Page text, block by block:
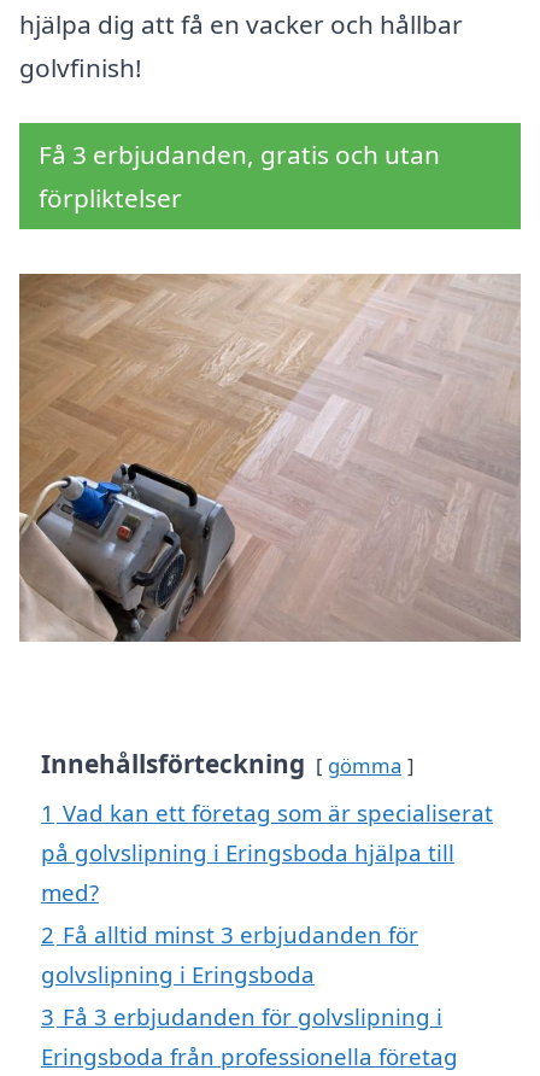
hjälpa dig att få en vacker och hållbar
golvfinish!
Få 3 erbjudanden, gratis och utan
förpliktelser
Innehållsförteckning gömma
1 Vad kan ett företag som är specialiserat
på golvslipning i Eringsboda hjälpa till
med?
2 Få alltid minst 3 erbjudanden för
golvslipning i Eringsboda
3 Få 3 erbjudanden för golvslipning i
Eringsboda från professionella företag